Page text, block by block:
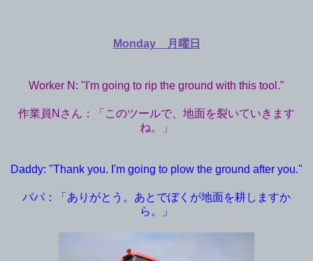
Monday 月曜日
Worker N: "I'm going to rip the ground with this tool."
作業員Nさん：「このツールで、地面を裂いていきます
ね。」
Daddy: "Thank you. I'm going to plow the ground after you."
パパ：「ありがとう。あとでぼくが地面を耕しますか
ら。」